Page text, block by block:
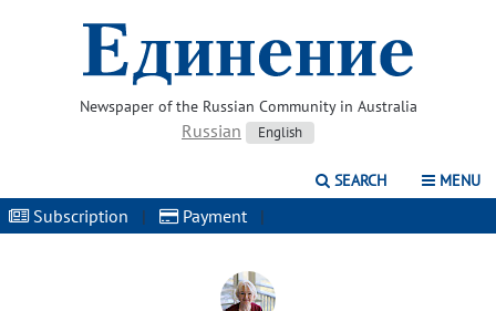
Newspaper of the Russian Community in Australia
Russian English
SEARCH MENU
Subscription | Payment |